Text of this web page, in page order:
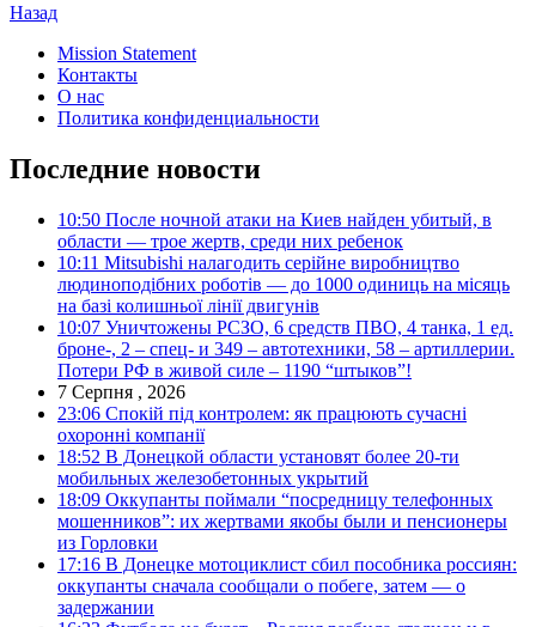
Назад
Mission Statement
Контакты
О нас
Политика конфиденциальности
Последние новости
10:50 После ночной атаки на Киев найден убитый, в
области — трое жертв, среди них ребенок
10:11 Mitsubishi налагодить серійне виробництво
людиноподібних роботів — до 1000 одиниць на місяць
на базі колишньої лінії двигунів
10:07 Уничтожены РСЗО, 6 средств ПВО, 4 танка, 1 ед.
броне-, 2 – спец- и 349 – автотехники, 58 – артиллерии.
Потери РФ в живой силе – 1190 “штыков”!
7 Серпня , 2026
23:06 Спокій під контролем: як працюють сучасні
охоронні компанії
18:52 В Донецкой области установят более 20-ти
мобильных железобетонных укрытий
18:09 Оккупанты поймали “посредницу телефонных
мошенников”: их жертвами якобы были и пенсионеры
из Горловки
17:16 В Донецке мотоциклист сбил пособника россиян:
оккупанты сначала сообщали о побеге, затем — о
задержании